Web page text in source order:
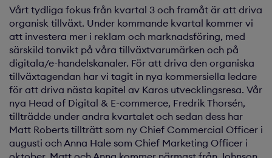
Vårt tydliga fokus från kvartal 3 och framåt är att driva
organisk tillväxt. Under kommande kvartal kommer vi
att investera mer i reklam och marknadsföring, med
särskild tonvikt på våra tillväxtvarumärken och på
digitala/e-handelskanaler. För att driva den organiska
tillväxtagendan har vi tagit in nya kommersiella ledare
för att driva nästa kapitel av Karos utvecklingsresa. Vår
nya Head of Digital & E-commerce, Fredrik Thorsén,
tillträdde under andra kvartalet och sedan dess har
Matt Roberts tillträtt som ny Chief Commercial Officer i
augusti och Anna Hale som Chief Marketing Officer i